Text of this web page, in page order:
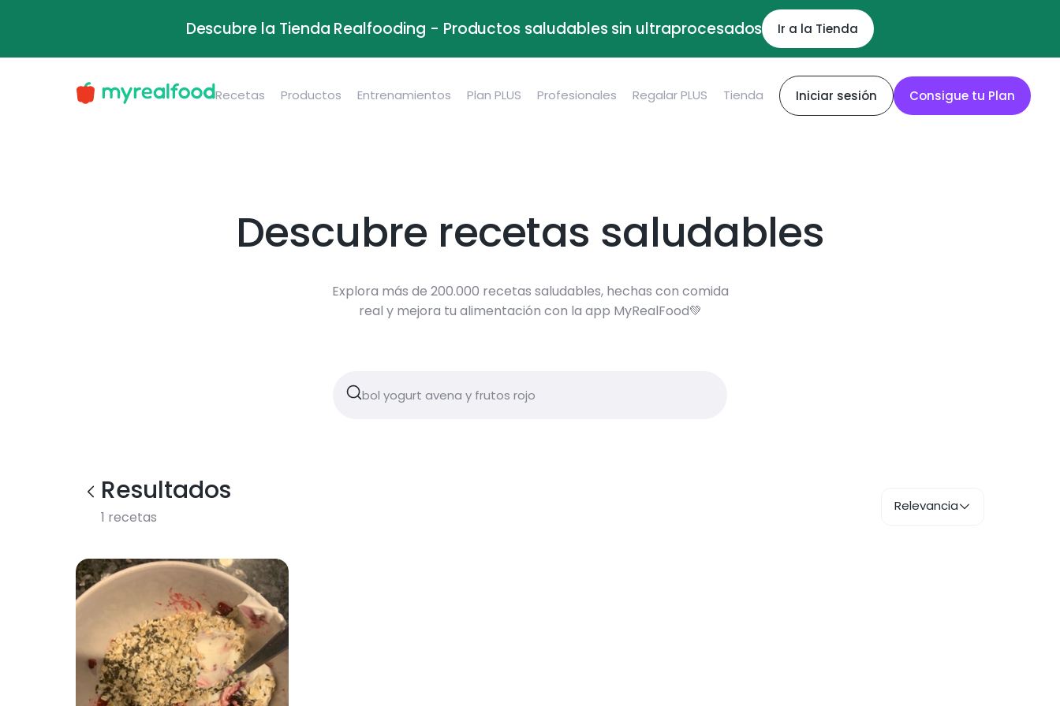
Descubre la Tienda Realfooding - Productos saludables sin ultraprocesados Ir a la Tienda
Recetas Productos Entrenamientos Plan PLUS Profesionales Regalar PLUS Tienda Iniciar sesión Consigue tu Plan
Descubre recetas saludables
Explora más de 200.000 recetas saludables, hechas con comida
real y mejora tu alimentación con la app MyRealFood💚
Resultados
1 recetas
Relevancia